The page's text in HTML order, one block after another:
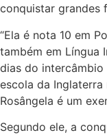
conquistar grandes
“Ela é nota 10 em
também em Língua
dias do
escola da
Rosângela é um
Segundo ele, a